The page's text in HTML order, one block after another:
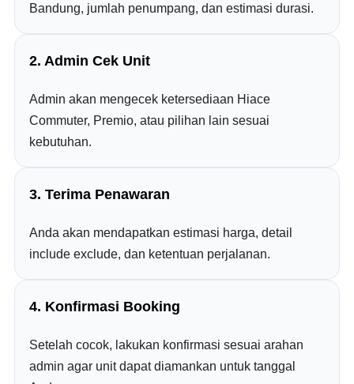
Bandung, jumlah penumpang, dan estimasi durasi.
2. Admin Cek Unit
Admin akan mengecek ketersediaan Hiace
Commuter, Premio, atau pilihan lain sesuai
kebutuhan.
3. Terima Penawaran
Anda akan mendapatkan estimasi harga, detail
include exclude, dan ketentuan perjalanan.
4. Konfirmasi Booking
Setelah cocok, lakukan konfirmasi sesuai arahan
admin agar unit dapat diamankan untuk tanggal